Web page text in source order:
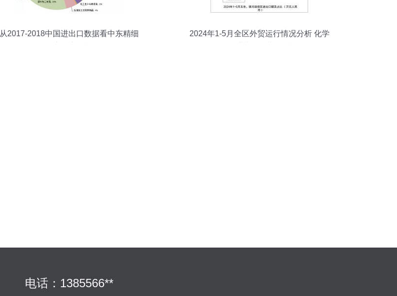
从2017-2018中国进出口数据看中东精细
2024年1-5月全区外贸运行情况分析 化学
电话：1385566**